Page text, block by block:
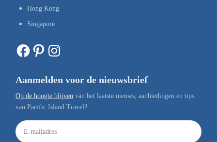
Hong Kong
Singapore
Facebook Pinterest Instagram
Aanmelden voor de nieuwsbrief
Op de hoogte blijven van het laatste nieuws, aanbiedingen en tips
van Pacific Island Travel?
E
-